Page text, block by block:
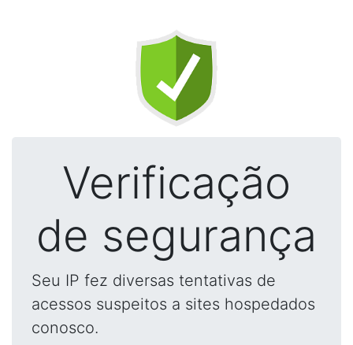
Verificação
de segurança
Seu IP fez diversas tentativas de
acessos suspeitos a sites hospedados
conosco.